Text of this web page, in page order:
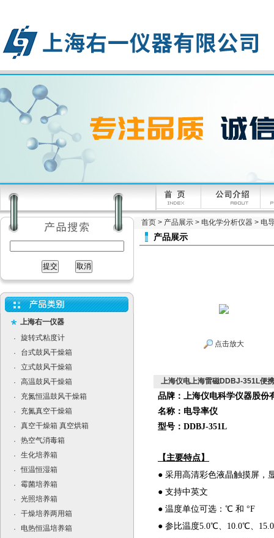
上海右一仪器
·
旋转式粘度计
·
台式鼓风干燥箱
·
立式鼓风干燥箱
·
高温鼓风干燥箱
·
充氮恒温鼓风干燥箱
·
充氮真空干燥箱
·
真空干燥箱 真空烘箱
·
热空气消毒箱
·
生化培养箱
·
恒温恒湿箱
·
霉菌培养箱
·
光照培养箱
·
干燥培养两用箱
·
电热恒温培养箱
首页 > 产品展示 > 电化学分析仪器 > 电
产品展示
点击放大
上海仪电上海雷磁DDBJ-351L便
品牌：上海仪电科学仪器股份
名称：电导率仪
型号：DDBJ-351L
【主要特点】
● 采用高清彩色液晶触摸屏，
● 支持中英文
● 温度单位可选：℃ 和 °F
● 参比温度5.0℃、10.0℃、